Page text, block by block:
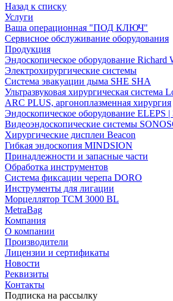
Назад к списку
Услуги
Ваша операционная "ПОД КЛЮЧ"
Сервисное обслуживание оборудования
Продукция
Эндоскопическое оборудование Richard
Электрохирургические системы
Система эвакуации дыма SHE SHA
Ультразвуковая хирургическая система
ARC PLUS, аргоноплазменная хирургия
Эндоскопическое оборудование
Видеоэндоскопические системы
Хирургические дисплеи Beacon
Гибкая эндоскопия MINDSION
Принадлежности и запасные части
Обработка инструментов
Система фиксации черепа DORO
Инструменты для лигации
Морцеллятор ТСМ 3000 BL
MetraBag
Компания
О компании
Производители
Лицензии и сертификаты
Новости
Реквизиты
Контакты
Подписка на рассылку